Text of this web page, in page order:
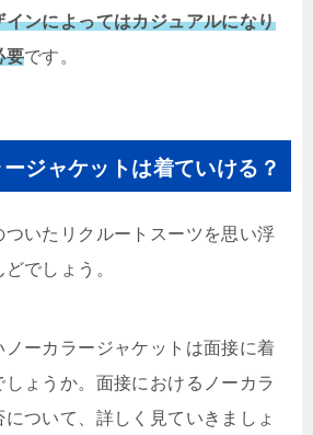
インによってはカジュアルになり
要です。
ジャケットは着ていける？
いたリクルートスーツを思い浮
でしょう。
ーカラージャケットは面接に着
ょうか。面接におけるノーカラ
ついて、詳しく見ていきましょ